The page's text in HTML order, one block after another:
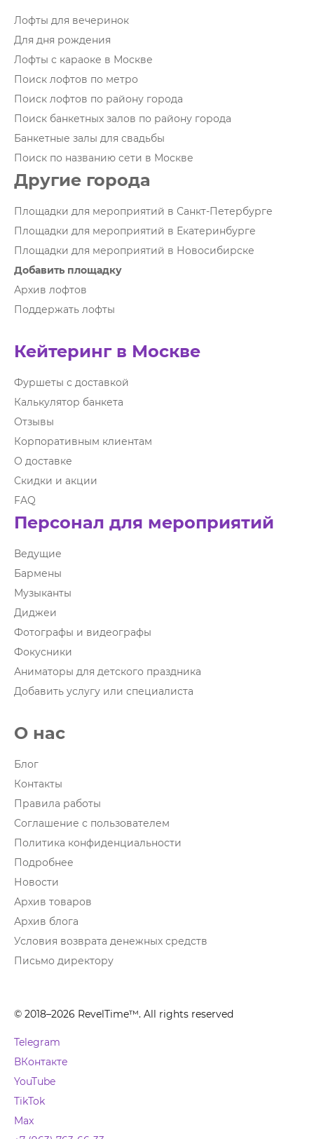
Лофты для вечеринок
Для дня рождения
Лофты с караоке в Москве
Поиск лофтов по метро
Поиск лофтов по району города
Поиск банкетных залов по району города
Банкетные залы для свадьбы
Поиск по названию сети в Москве
Другие города
Площадки для мероприятий в Санкт-Петербурге
Площадки для мероприятий в Екатеринбурге
Площадки для мероприятий в Новосибирске
Добавить площадку
Архив лофтов
Поддержать лофты
Кейтеринг в Москве
Фуршеты с доставкой
Калькулятор банкета
Отзывы
Корпоративным клиентам
О доставке
Скидки и акции
FAQ
Персонал для мероприятий
Ведущие
Бармены
Музыканты
Диджеи
Фотографы и видеографы
Фокусники
Аниматоры для детского праздника
Добавить услугу или специалиста
О нас
Блог
Контакты
Правила работы
Соглашение с пользователем
Политика конфиденциальности
Подробнее
Новости
Архив товаров
Архив блога
Условия возврата денежных средств
Письмо директору
© 2018–2026 RevelTime™. All rights reserved
Telegram
ВКонтакте
YouTube
TikTok
Max